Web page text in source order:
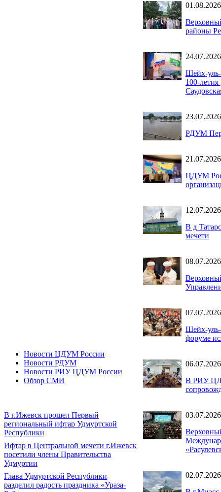
Новости ЦДУМ России
Новости РДУМ
Новости РИУ ЦДУМ России
Обзор СМИ
В г.Ижевск прошел Первый
региональный ифтар Удмуртской
Республики
Ифтар в Центральной мечети г.Ижевск
посетили члены Правительства
Удмуртии
Глава Удмуртской Республики
разделил радость праздника «Ураза-
01.08.2026
районы
24.07.2026
Шейх-уль-
100-
23.07.2026
РДУМ
21.07.2026
ЦДУМ
12.07.2026
В д
мечети
08.07.2026
07.07.2026
Шейх-
форуме
06.07.2026
В РИУ
03.07.2026
02.07.2026